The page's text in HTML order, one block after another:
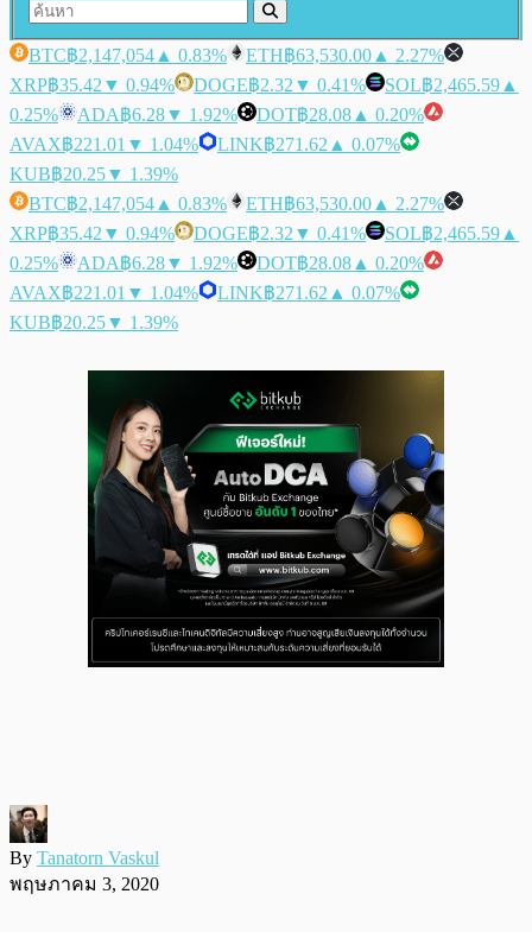
BTC฿2,147,054 ▲ 0.83% ETH฿63,530.00 ▲ 2.27%
XRP฿35.42 ▼ 0.94% DOGE฿2.32 ▼ 0.41% SOL฿2,465.59 ▲
0.25%
ADA฿6.28▼ 1.92% DOT฿28.08 ▲ 0.20%
AVAX฿221.01 ▼ 1.04% LINK฿271.62 ▲ 0.07%
KUB฿20.25▼ 1.39%
BTC฿2,147,054 ▲ 0.83% ETH฿63,530.00 ▲ 2.27%
XRP฿35.42 ▼ 0.94% DOGE฿2.32 ▼ 0.41% SOL฿2,465.59 ▲
0.25%
ADA฿6.28▼ 1.92% DOT฿28.08 ▲ 0.20%
AVAX฿221.01 ▼ 1.04% LINK฿271.62 ▲ 0.07%
KUB฿20.25▼ 1.39%
By Tanatorn Vaskul
พฤษภาคม 3, 2020